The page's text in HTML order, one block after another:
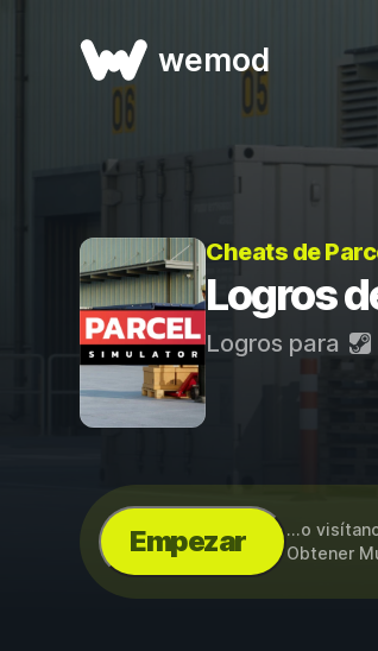
wemod
Cheats de
Logros
Logros para
Empezar ...o
Obtener